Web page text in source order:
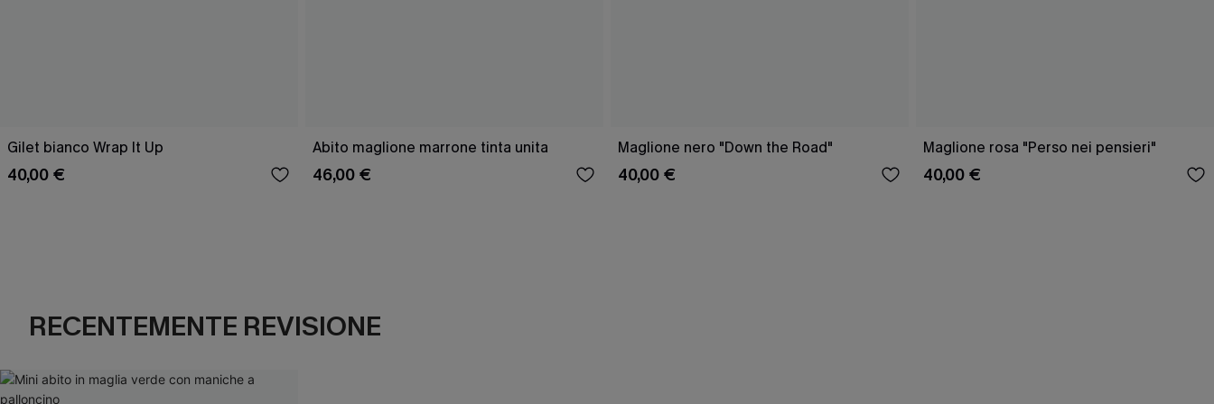
Gilet bianco Wrap It Up
40,00 €
Abito maglione marrone tinta unita
46,00 €
Maglione nero "Down the Road"
40,00 €
Maglione rosa "Perso nei pensieri"
40,00 €
RECENTEMENTE REVISIONE